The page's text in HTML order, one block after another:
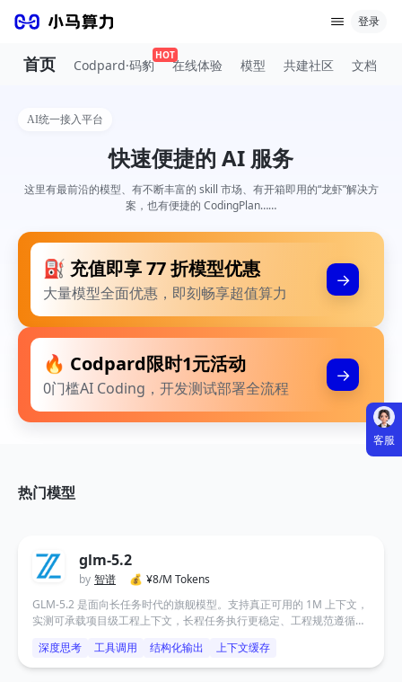
登录
首页 Codpard·码豹
HOT
在线体验 模型 共建社区 文档
AI统一接入平台
快速便捷的 AI 服务
这里有最前沿的模型、有不断丰富的 skill 市场、有开箱即用的“龙虾”解决方
案，也有便捷的 CodingPlan……
⛽️ 充值即享 77 折模型优惠
大量模型全面优惠，即刻畅享超值算力
→
🔥 Codpard限时1元活动
0门槛AI Coding，开发测试部署全流程
→
热门模型
glm-5.2
by 智谱 💰 ¥8/M Tokens
GLM-5.2 是面向长任务时代的旗舰模型。支持真正可用的 1M 上下文，
实测可承载项目级工程上下文，长程任务执行更稳定、工程规范遵循更
部署产物”的完整开发链路。
深度思考 工具调用 结构化输出 上下文缓存
客服